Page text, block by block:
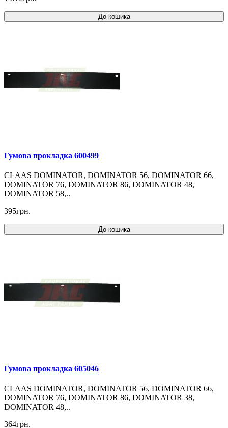
До кошика
Гумова прокладка 600499
CLAAS DOMINATOR, DOMINATOR 56, DOMINATOR 66,
DOMINATOR 76, DOMINATOR 86, DOMINATOR 48,
DOMINATOR 58,..
395грн.
До кошика
Гумова прокладка 605046
CLAAS DOMINATOR, DOMINATOR 56, DOMINATOR 66,
DOMINATOR 76, DOMINATOR 86, DOMINATOR 38,
DOMINATOR 48,..
364грн.